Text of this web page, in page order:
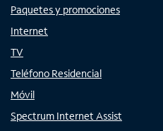
Paquetes y promociones
Internet
TV
Teléfono Residencial
Móvil
Spectrum Internet Assist